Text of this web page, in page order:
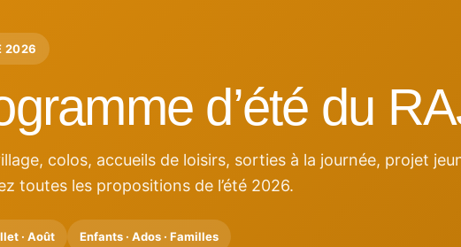
2026
d’été du
colos, accueils de loisirs, sorties à la journée, projet
toutes les propositions de l’été 2026.
· Août Enfants · Ados · Familles